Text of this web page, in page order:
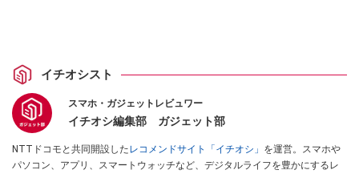
イチオシスト
スマホ・ガジェットレビュワー
イチオシ編集部 ガジェット部
NTTドコモと共同開設したレコメンドサイト「イチオシ」 を運営。スマホや
パソコン、アプリ、スマートウォッチなど、デジタルライフを豊かにするレ